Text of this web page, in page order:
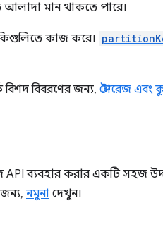
মান থাকতে পারে।
কাজ করে।
বিশদ বিবরণের জন্য, স্টোরেজ এবং
API ব্যবহার করার একটি সহজ
নমুনা দেখুন।